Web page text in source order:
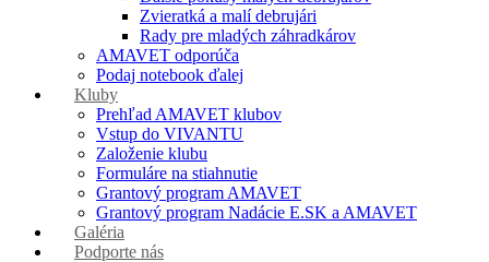
Zvieratká a malí debrujári
Rady pre mladých záhradkárov
AMAVET odporúča
Podaj notebook ďalej
Kluby
Prehľad AMAVET klubov
Vstup do VIVANTU
Založenie klubu
Formuláre na stiahnutie
Grantový program AMAVET
Grantový program Nadácie E.SK a AMAVET
Galéria
Podporte nás